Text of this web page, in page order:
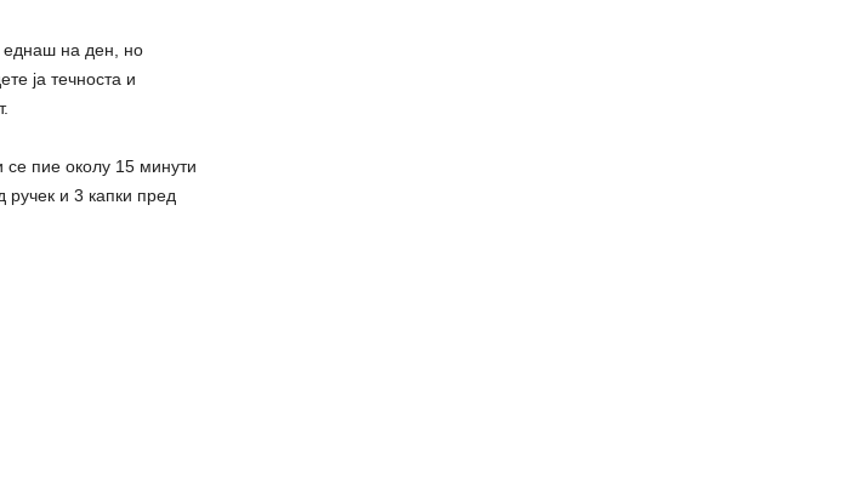
еднаш на ден, но
ја течноста и
се пие околу 15 минути
ручек и 3 капки пред